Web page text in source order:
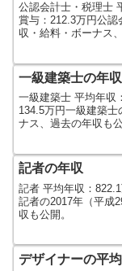
公認会計士・税理士
賞与：212.3万円公
収・給料・ボーナス
一級建築士の年収
一級建築士 平均年収
134.5万円一級建築
ナス、過去の年収も公
記者の年収
記者 平均年収：
記者の2017年（平成
収も公開。
デザイナーの平